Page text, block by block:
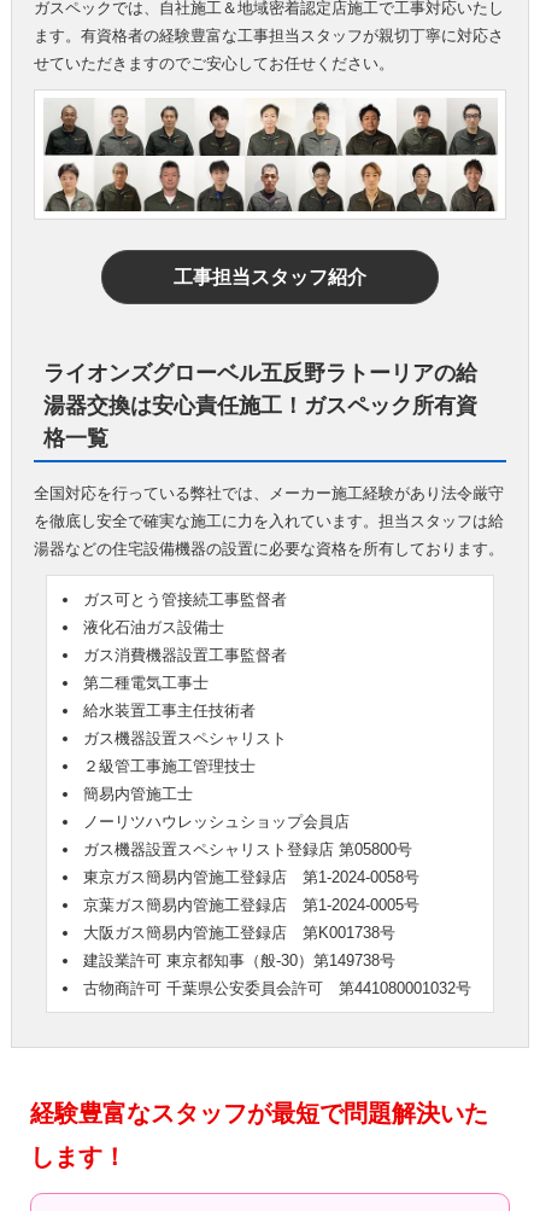
ガスペックでは、自社施工＆地域密着認定店施工で工事対応いたし
ます。有資格者の経験豊富な工事担当スタッフが親切丁寧に対応さ
せていただきますのでご安心してお任せください。
工事担当スタッフ紹介
ライオンズグローベル五反野ラトーリアの給
湯器交換は安心責任施工！ガスペック所有資
格一覧
全国対応を行っている弊社では、メーカー施工経験があり法令厳守
を徹底し安全で確実な施工に力を入れています。担当スタッフは給
湯器などの住宅設備機器の設置に必要な資格を所有しております。
ガス可とう管接続工事監督者
液化石油ガス設備士
ガス消費機器設置工事監督者
第二種電気工事士
給水装置工事主任技術者
ガス機器設置スペシャリスト
２級管工事施工管理技士
簡易内管施工士
ノーリツハウレッシュショップ会員店
ガス機器設置スペシャリスト登録店 第05800号
東京ガス簡易内管施工登録店 第1-2024-0058号
京葉ガス簡易内管施工登録店 第1-2024-0005号
大阪ガス簡易内管施工登録店 第K001738号
建設業許可 東京都知事（般-30）第149738号
古物商許可 千葉県公安委員会許可 第441080001032号
経験豊富なスタッフが最短で問題解決いた
します！